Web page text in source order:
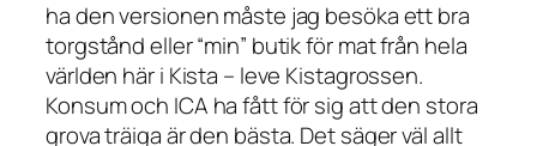
ha den versionen måste jag besöka ett bra
torgstånd eller “min” butik för mat från hela
världen här i Kista – leve Kistagrossen.
Konsum och ICA ha fått för sig att den stora
grova träiga är den bästa. Det säger väl allt